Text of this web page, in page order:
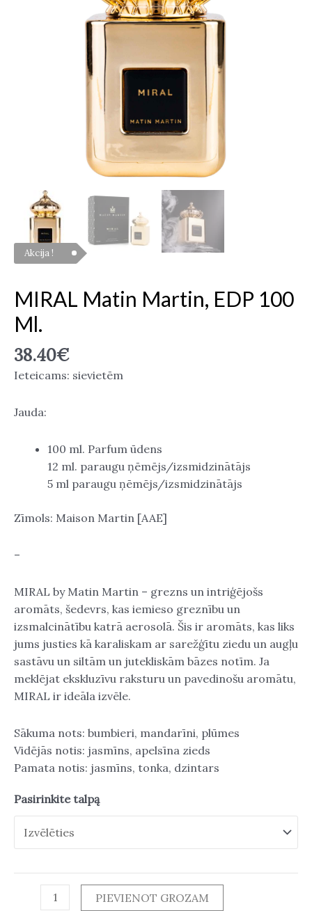
Akcija !
MIRAL Matin Martin, EDP 100
Ml.
38.40€
Ieteicams: sievietēm
Jauda:
100 ml. Parfum ūdens
12 ml. paraugu ņēmējs/izsmidzinātājs
5 ml paraugu ņēmējs/izsmidzinātājs
Zīmols: Maison Martin [AAE]
–
MIRAL by Matin Martin – grezns un intriģējošs
aromāts, šedevrs, kas iemieso greznību un
izsmalcinātību katrā aerosolā. Šis ir aromāts, kas liks
jums justies kā karaliskam ar sarežģītu ziedu un augļu
sastāvu un siltām un jutekliskām bāzes notīm. Ja
meklējat ekskluzīvu raksturu un pavedinošu aromātu,
MIRAL ir ideāla izvēle.
Sākuma nots: bumbieri, mandarīni, plūmes
Vidējās notis: jasmīns, apelsīna zieds
Pamata notis: jasmīns, tonka, dzintars
Pasirinkite talpą
PIEVIENOT GROZAM